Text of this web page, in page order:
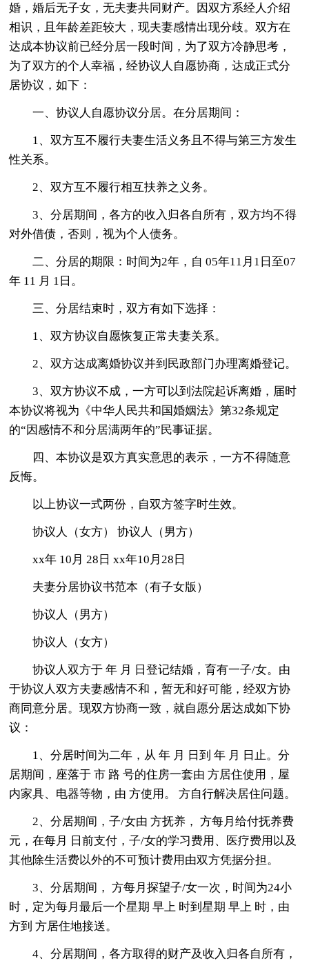
婚，婚后无子女，无夫妻共同财产。因双方系经人介绍
相识，且年龄差距较大，现夫妻感情出现分歧。双方在
达成本协议前已经分居一段时间，为了双方冷静思考，
为了双方的个人幸福，经协议人自愿协商，达成正式分
居协议，如下：
一、协议人自愿协议分居。在分居期间：
1、双方互不履行夫妻生活义务且不得与第三方发生
性关系。
2、双方互不履行相互扶养之义务。
3、分居期间，各方的收入归各自所有，双方均不得
对外借债，否则，视为个人债务。
二、分居的期限：时间为2年，自 05年11月1日至07
年 11 月 1日。
三、分居结束时，双方有如下选择：
1、双方协议自愿恢复正常夫妻关系。
2、双方达成离婚协议并到民政部门办理离婚登记。
3、双方协议不成，一方可以到法院起诉离婚，届时
本协议将视为《中华人民共和国婚姻法》第32条规定
的“因感情不和分居满两年的”民事证据。
四、本协议是双方真实意思的表示，一方不得随意
反悔。
以上协议一式两份，自双方签字时生效。
协议人（女方） 协议人（男方）
xx年 10月 28日 xx年10月28日
夫妻分居协议书范本（有子女版）
协议人（男方）
协议人（女方）
协议人双方于 年 月 日登记结婚，育有一子/女。由
于协议人双方夫妻感情不和，暂无和好可能，经双方协
商同意分居。现双方协商一致，就自愿分居达成如下协
议：
1、分居时间为二年，从 年 月 日到 年 月 日止。分
居期间，座落于 市 路 号的住房一套由 方居住使用，屋
内家具、电器等物，由 方使用。 方自行解决居住问题。
2、分居期间，子/女由 方抚养， 方每月给付抚养费
元，在每月 日前支付，子/女的学习费用、医疗费用以及
其他除生活费以外的不可预计费用由双方凭据分担。
3、分居期间， 方每月探望子/女一次，时间为24小
时，定为每月最后一个星期 早上 时到星期 早上 时，由
方到 方居住地接送。
4、分居期间，各方取得的财产及收入归各自所有，